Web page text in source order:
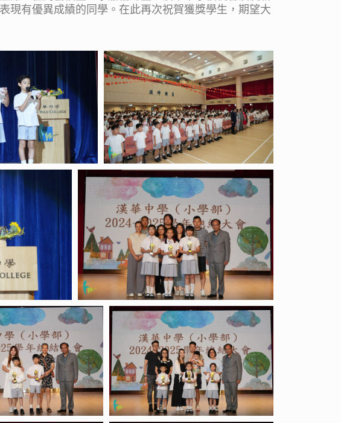
現有優異成績的同學。在此再次祝賀獲獎學生，期望大